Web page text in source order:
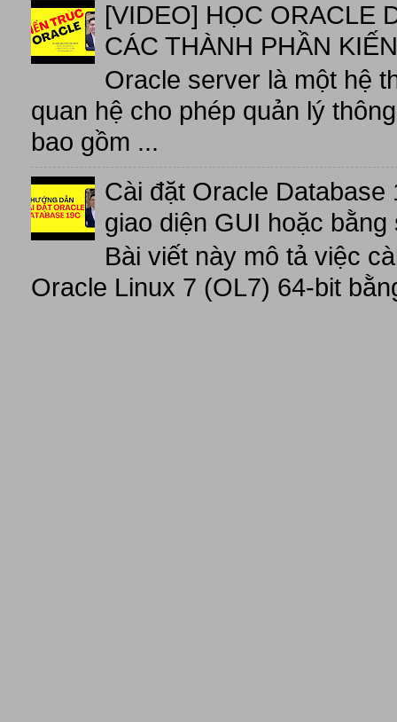
[VIDEO] HỌC ORACLE
CÁC THÀNH PHẦN
Oracle server là một hệ
quan hệ cho phép quản lý
bao gồm ...
Cài đặt Oracle
giao diện GUI hoặc bằng
Bài viết này mô tả việc
Oracle Linux 7 (OL7) 64-bit